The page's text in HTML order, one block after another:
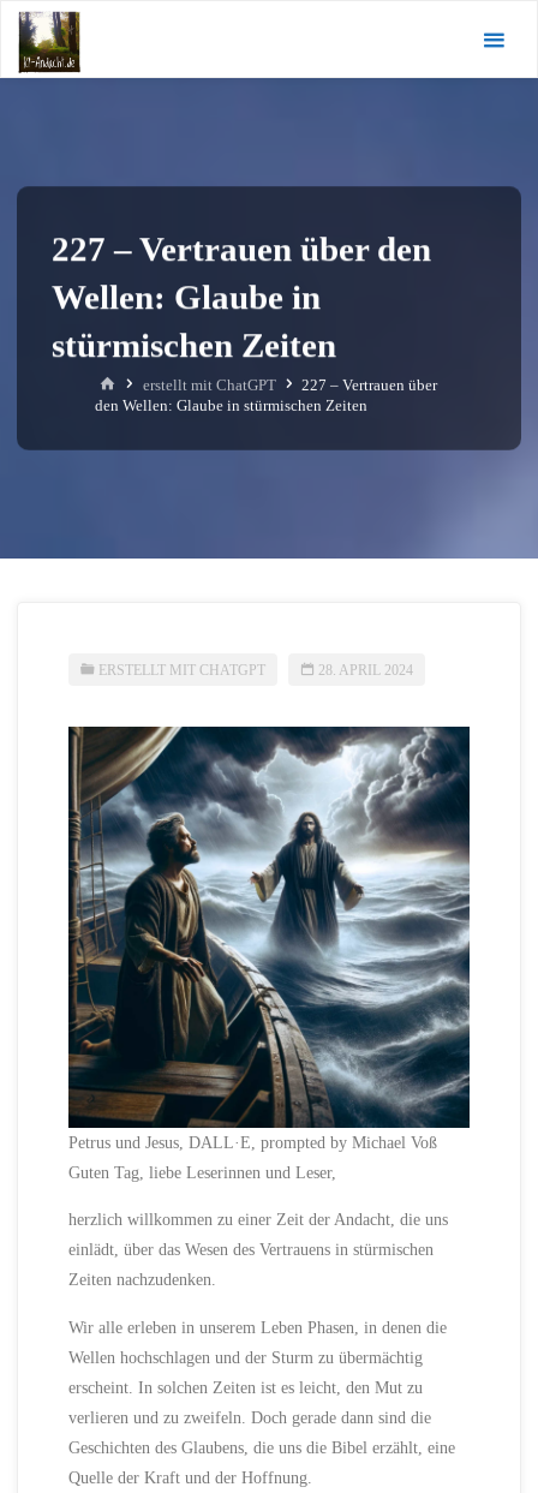
Zum
Inhalt
springen
227 – Vertrauen über den
Wellen: Glaube in
stürmischen Zeiten
Starterstellt mit ChatGPT
227 – Vertrauen über
den Wellen: Glaube in stürmischen Zeiten
ERSTELLT MIT CHATGPT 28. APRIL 2024
Petrus und Jesus, DALL·E, prompted by Michael Voß
Guten Tag, liebe Leserinnen und Leser,
herzlich willkommen zu einer Zeit der Andacht, die uns
einlädt, über das Wesen des Vertrauens in stürmischen
Zeiten nachzudenken.
Wir alle erleben in unserem Leben Phasen, in denen die
Wellen hochschlagen und der Sturm zu übermächtig
erscheint. In solchen Zeiten ist es leicht, den Mut zu
verlieren und zu zweifeln. Doch gerade dann sind die
Geschichten des Glaubens, die uns die Bibel erzählt, eine
Quelle der Kraft und der Hoffnung.